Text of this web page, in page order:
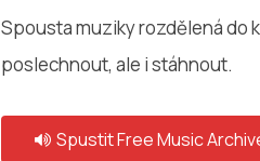
Spousta muziky rozdělená do
poslechnout, ale i stáhnout.
Spustit Free Music